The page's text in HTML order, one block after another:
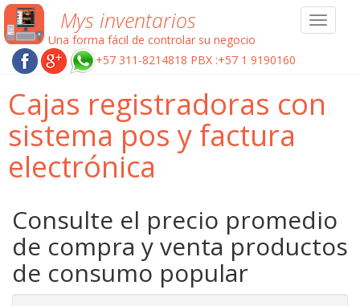
Toggle
Mys inventarios
Una forma fácil de controlar su negocio
+57 311-8214818 PBX :+57 1 9190160
Cajas registradoras con
sistema pos y factura
electrónica
Consulte el precio promedio
de compra y venta productos
de consumo popular